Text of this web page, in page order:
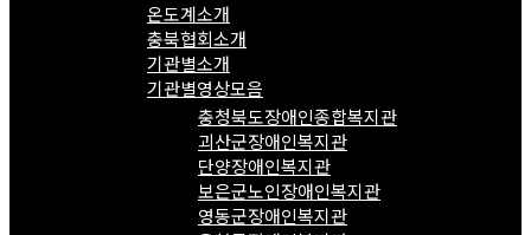
온도계소개
충북협회소개
기관별소개
기관별영상모음
충청북도장애인종합복지관
괴산군장애인복지관
단양장애인복지관
보은군노인장애인복지관
영동군장애인복지관